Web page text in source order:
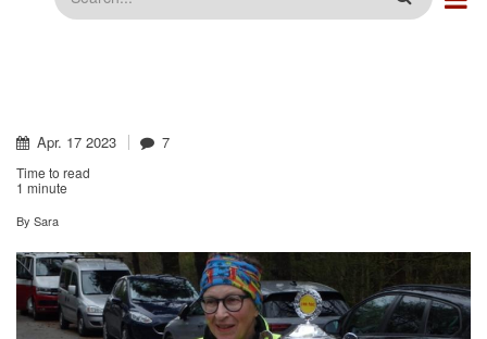
Apr. 17 2023 7
Time to read
1 minute
By Sara